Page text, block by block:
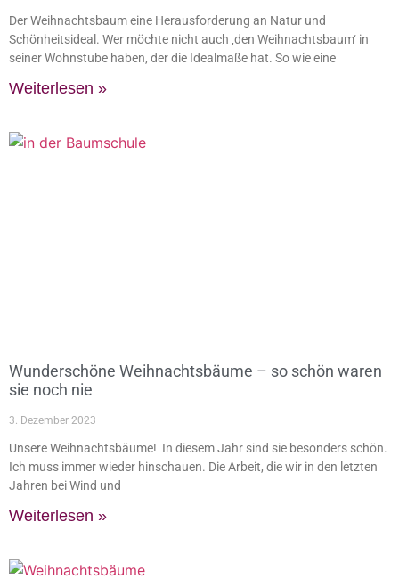
Der Weihnachtsbaum eine Herausforderung an Natur und
Schönheitsideal. Wer möchte nicht auch ‚den Weihnachtsbaum‘ in
seiner Wohnstube haben, der die Idealmaße hat. So wie eine
Weiterlesen »
Wunderschöne Weihnachtsbäume – so schön waren
sie noch nie
3. Dezember 2023
Unsere Weihnachtsbäume! In diesem Jahr sind sie besonders schön.
Ich muss immer wieder hinschauen. Die Arbeit, die wir in den letzten
Jahren bei Wind und
Weiterlesen »